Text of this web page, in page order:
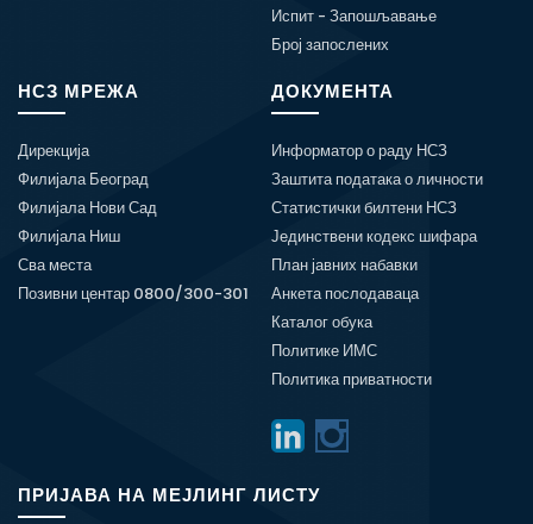
Испит - Запошљавање
Број запослених
НСЗ МРЕЖА
Дирекција
Филијала Београд
Филијала Нови Сад
Филијала Ниш
Сва места
Позивни центар 0800/300-301
ДОКУМЕНТА
Информатор о раду НСЗ
Заштита података о личности
Статистички билтени НСЗ
Јединствени кодекс шифара
План јавних набавки
Анкета послодаваца
Каталог обука
Политике ИМС
Политика приватности
ПРИЈАВА НА МЕЈЛИНГ ЛИСТУ